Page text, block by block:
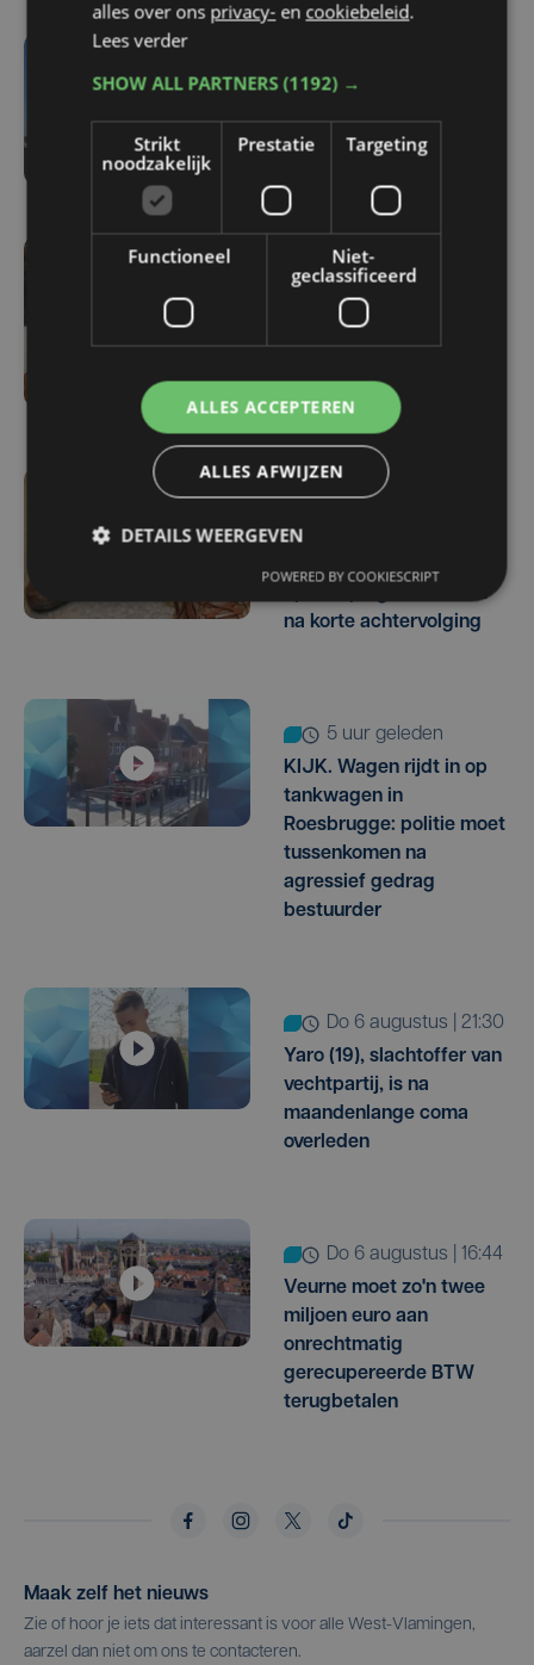
moordverdachte
-627 sec. geleden
Familie rouwt om
overlijden Yaro (19): "Dit
23 min. geleden
Voortvluchtige
na korte achtervolging
5 uur geleden
KIJK. Wagen rijdt in op
tankwagen in
Roesbrugge: politie moet
tussenkomen na
agressief gedrag
bestuurder
do 6 augustus | 21:30
Yaro (19), slachtoffer van
vechtpartij, is na
maandenlange coma
overleden
do 6 augustus | 16:44
Veurne moet zo'n twee
miljoen euro aan
onrechtmatig
gerecupereerde BTW
terugbetalen
Maak zelf het nieuws
Zie of hoor je iets dat interessant is voor alle West-Vlamingen,
aarzel dan niet om ons te contacteren.
alles over ons privacy- en cookiebeleid.
Lees verder
SHOW ALL PARTNERS(1192) →
Strikt
noodzakelijk
Prestatie Targeting
Functioneel
Niet-
geclassificeerd
ALLES ACCEPTEREN
ALLES AFWIJZEN
DETAILS WEERGEVEN
POWERED BY COOKIESCRIPT